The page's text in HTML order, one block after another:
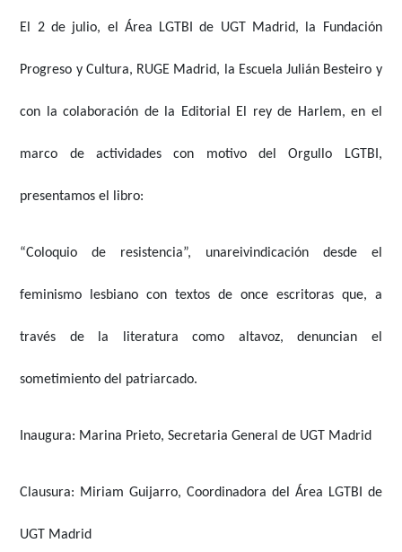
El 2 de julio, el Área LGTBI de UGT Madrid, la Fundación
Progreso y Cultura, RUGE Madrid, la Escuela Julián Besteiro y
con la colaboración de la Editorial El rey de Harlem, en el
marco de actividades con motivo del Orgullo LGTBI,
presentamos el libro:
“Coloquio de resistencia”, unareivindicación desde el
feminismo lesbiano con textos de once escritoras que, a
través de la literatura como altavoz, denuncian el
sometimiento del patriarcado.
Inaugura: Marina Prieto, Secretaria General de UGT Madrid
Clausura: Miriam Guijarro, Coordinadora del Área LGTBI de
UGT Madrid